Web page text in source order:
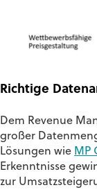
Richtige
Dem Revenue
großer
Lösungen wie MP
Erkenntnisse
zur